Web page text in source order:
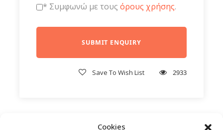
Cookies
* Συμφωνώ με τους όρους χρήσης.
Save To Wish List 2933